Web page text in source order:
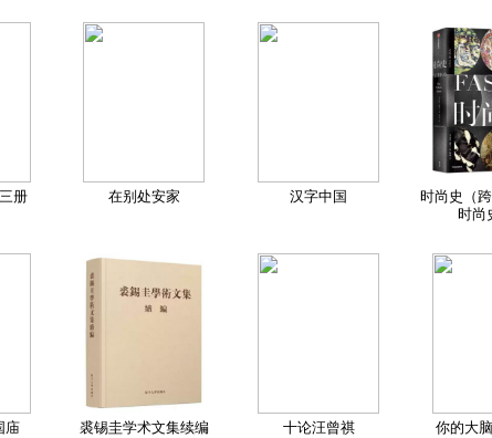
册 在别处安家 汉字中国
时尚史（
时尚
庙 裘锡圭学术文集续编 十论汪曾祺 你的大